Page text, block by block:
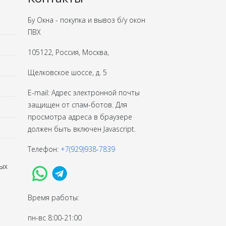
Бу Окна - покупка и вывоз б/у окон
ПВХ
105122, Россия, Москва,
Щелковское шоссе, д. 5
E-mail: Адрес электронной почты
защищен от спам-ботов. Для
просмотра адреса в браузере
должен быть включен Javascript.
Телефон: +7(929)938-7839
Время работы:
пн-вс 8:00-21:00